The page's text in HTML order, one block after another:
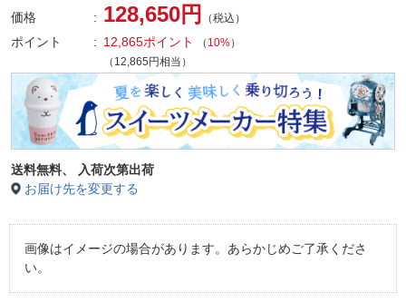
価格 128,650円 （税込）
ポイント 12,865ポイント （ 10%）
（12,865円相当）
送料無料、
入荷次第出荷
お届け先を変更する
画像はイメージの場合があります。あらかじめご了承くださ
い。